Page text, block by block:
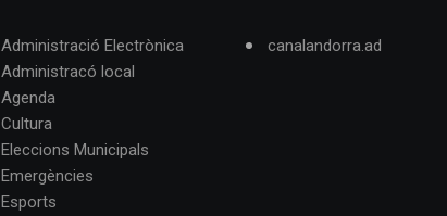
Administració Electrònica
Administracó local
Agenda
Cultura
Eleccions Municipals
Emergències
Esports
canalandorra.ad